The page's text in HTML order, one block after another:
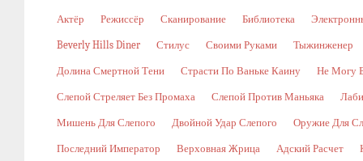
Актёр Режиссёр Сканирование Библиотека
Beverly Hills Diner Стилус Своими Руками Тыжинженер
Долина Смертной Тени Страсти По Ваньке Каину Не Могу
Слепой Стреляет Без Промаха Слепой Против Маньяка
Мишень Для Слепого Двойной Удар Слепого Оружие Для
Последний Император Верховная Жрица Адский Расчет